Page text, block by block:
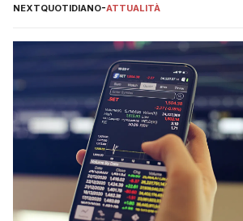
NEXTQUOTIDIANO-ATTUALITÀ